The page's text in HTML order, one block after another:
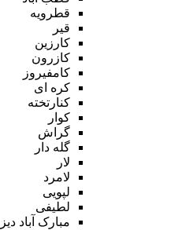
قطرویه
قیر
کارزین
کازرون
کامفیروز
کره ای
کنارتخته
کوار
گراش
گله دار
لار
لامرد
لپویی
لطیفی
مبارک آباد دیز